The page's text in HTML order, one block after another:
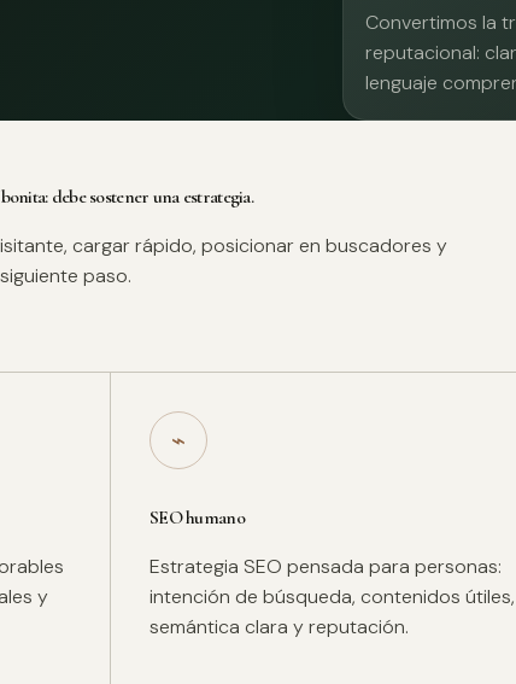
Convertimos la
reputacional:
lenguaje
debe sostener una estrategia.
cargar rápido, posicionar en buscadores y
paso.
y
⌁
SEO humano
Estrategia SEO pensada para personas:
intención de búsqueda, contenidos útiles,
semántica clara y reputación.